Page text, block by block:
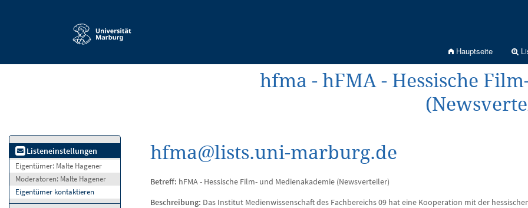
Hauptseite
hfma - hFMA - Hessische
Listeneinstellungen
Eigentümer: Malte Hagener
Moderatoren: Malte Hagener
Eigentümer kontaktieren
hfma@lists.uni-marburg.de
Betreff: hFMA - Hessische Film- und Medienakademie (Newsverteiler)
Beschreibung: Das Institut Medienwissenschaft des Fachbereichs 09 hat eine Kooperation mit der